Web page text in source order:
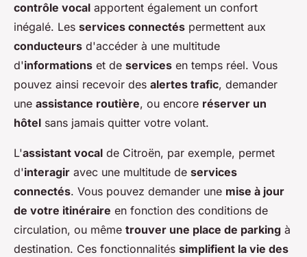
contrôle vocal apportent également un confort
inégalé. Les services connectés permettent aux
conducteurs d'accéder à une multitude
d'informations et de services en temps réel. Vous
pouvez ainsi recevoir des alertes trafic, demander
une assistance routière, ou encore réserver un
hôtel sans jamais quitter votre volant.
L'assistant vocal de Citroën, par exemple, permet
d'interagir avec une multitude de services
connectés. Vous pouvez demander une mise à jour
de votre itinéraire en fonction des conditions de
circulation, ou même trouver une place de parking à
destination. Ces fonctionnalités simplifient la vie des